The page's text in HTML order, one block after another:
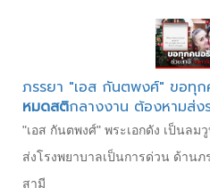
ภรรยา "เอส กันตพงศ์" ขอทุ
หมดสติกลางงาน ต้องหามส่ง
"เอส กันตพงศ์" พระเอกดัง เป็นล
ส่งโรงพยาบาลเป็นการด่วน ด้าน
สามี